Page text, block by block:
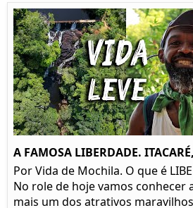
A FAMOSA LIBERDADE.
Por Vida de Mochila. O que é
No role de hoje vamos conhecer
mais um dos atrativos